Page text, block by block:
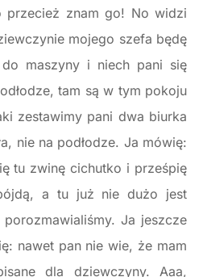
znam go! No widzi
mojego szefa będę
maszyny i niech pani się
tam są w tym pokoju
zestawimy pani dwa biurka
nie na podłodze. Ja mówię:
tu zwinę cichutko i prześpię
a tu już nie dużo jest
Ja jeszcze
nawet pan nie wie, że mam
dla dziewczyny. Aaa,